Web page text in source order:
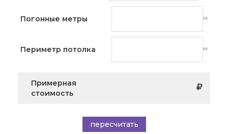
Погонные метры м
Периметр потолка м
Примерная
стоимость
пересчитать